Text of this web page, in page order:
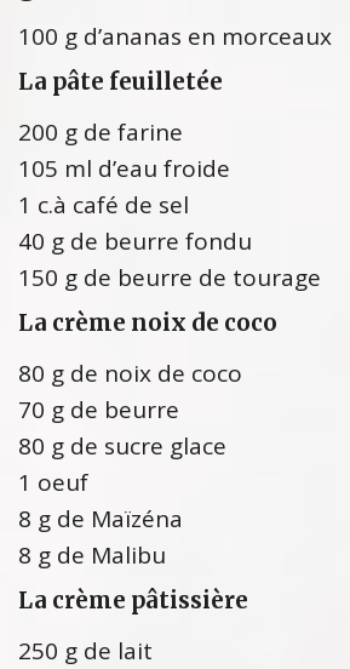
100 g d’ananas en morceaux
La pâte feuilletée
200 g de farine
105 ml d’eau froide
1 c.à café de sel
40 g de beurre fondu
150 g de beurre de tourage
La crème noix de coco
80 g de noix de coco
70 g de beurre
80 g de sucre glace
1 oeuf
8 g de Maïzéna
8 g de Malibu
La crème pâtissière
250 g de lait